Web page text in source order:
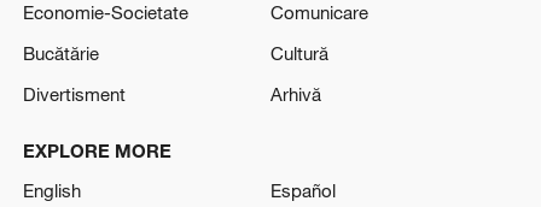
Economie-Societate
Comunicare
Bucătărie
Cultură
Divertisment
Arhivă
EXPLORE MORE
English
Español